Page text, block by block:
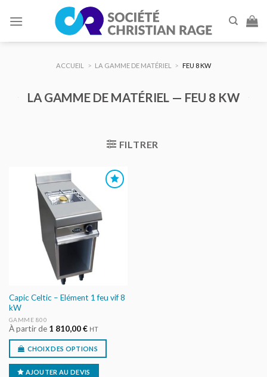
ACCUEIL > LA GAMME DE MATÉRIEL > FEU 8 KW
LA GAMME DE MATÉRIEL — FEU 8 KW
FILTRER
AJOUTER
AU DEVIS
Capic Celtic – Elément 1 feu vif 8
kW
GAMME 800
À partir de 1 810,00€ HT
CHOIX DES OPTIONS
AJOUTER AU DEVIS